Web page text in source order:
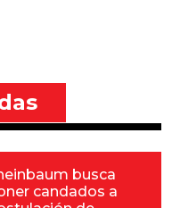
busca
candados a